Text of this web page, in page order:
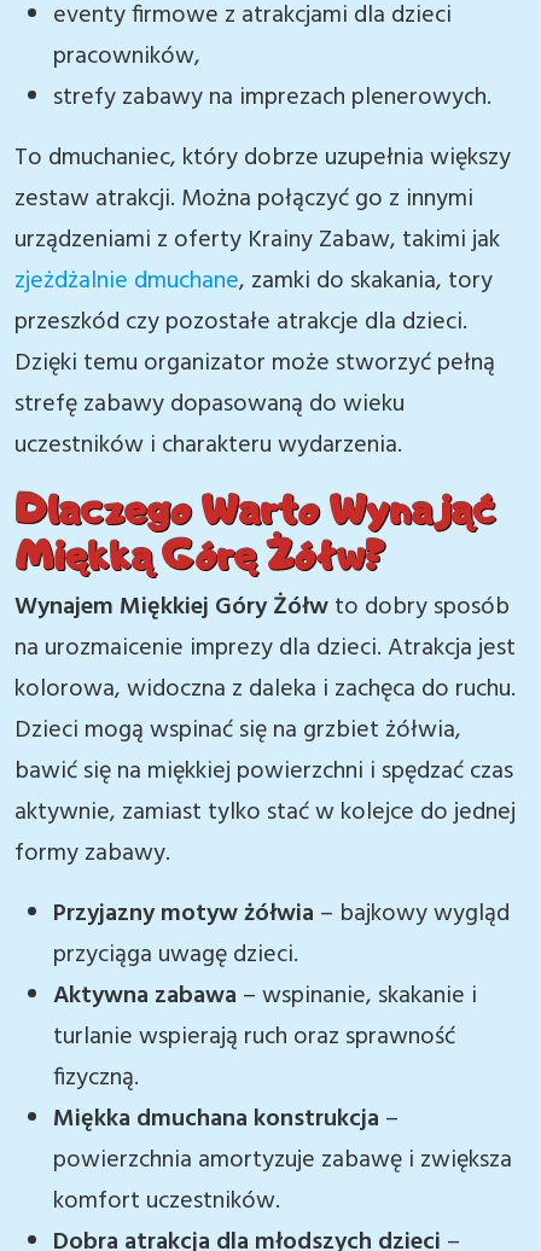
eventy firmowe z atrakcjami dla dzieci
pracowników,
strefy zabawy na imprezach plenerowych.
To dmuchaniec, który dobrze uzupełnia większy
zestaw atrakcji. Można połączyć go z innymi
urządzeniami z oferty Krainy Zabaw, takimi jak
zjeżdżalnie dmuchane, zamki do skakania, tory
przeszkód czy pozostałe atrakcje dla dzieci.
Dzięki temu organizator może stworzyć pełną
strefę zabawy dopasowaną do wieku
uczestników i charakteru wydarzenia.
Dlaczego Warto Wynająć
Miękką Górę Żółw?
Wynajem Miękkiej Góry Żółwto dobry sposób
na urozmaicenie imprezy dla dzieci. Atrakcja jest
kolorowa, widoczna z daleka i zachęca do ruchu.
Dzieci mogą wspinać się na grzbiet żółwia,
bawić się na miękkiej powierzchni i spędzać czas
aktywnie, zamiast tylko stać w kolejce do jednej
formy zabawy.
Przyjazny motyw żółwia – bajkowy wygląd
przyciąga uwagę dzieci.
Aktywna zabawa – wspinanie, skakanie i
turlanie wspierają ruch oraz sprawność
fizyczną.
Miękka dmuchana konstrukcja –
powierzchnia amortyzuje zabawę i zwiększa
komfort uczestników.
Dobra atrakcja dla młodszych dzieci –